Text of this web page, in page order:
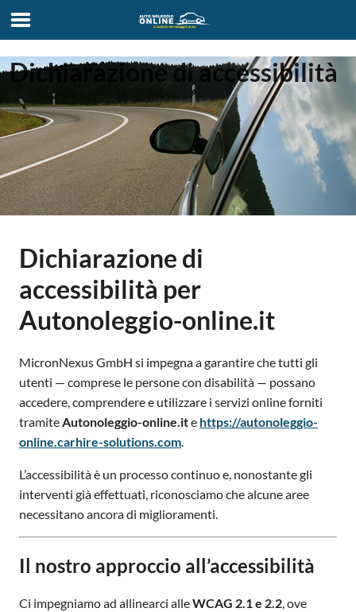
Dichiarazione di accessibilità
Dichiarazione di
accessibilità per
Autonoleggio-online.it
MicronNexus GmbH si impegna a garantire che tutti gli
utenti — comprese le persone con disabilità — possano
accedere, comprendere e utilizzare i servizi online forniti
tramiteAutonoleggio-online.ite https://autonoleggio-
online.carhire-solutions.com.
L’accessibilità è un processo continuo e, nonostante gli
interventi già effettuati, riconosciamo che alcune aree
necessitano ancora di miglioramenti.
Il nostro approccio all’accessibilità
Ci impegniamo ad allinearci alleWCAG 2.1 e 2.2, ove